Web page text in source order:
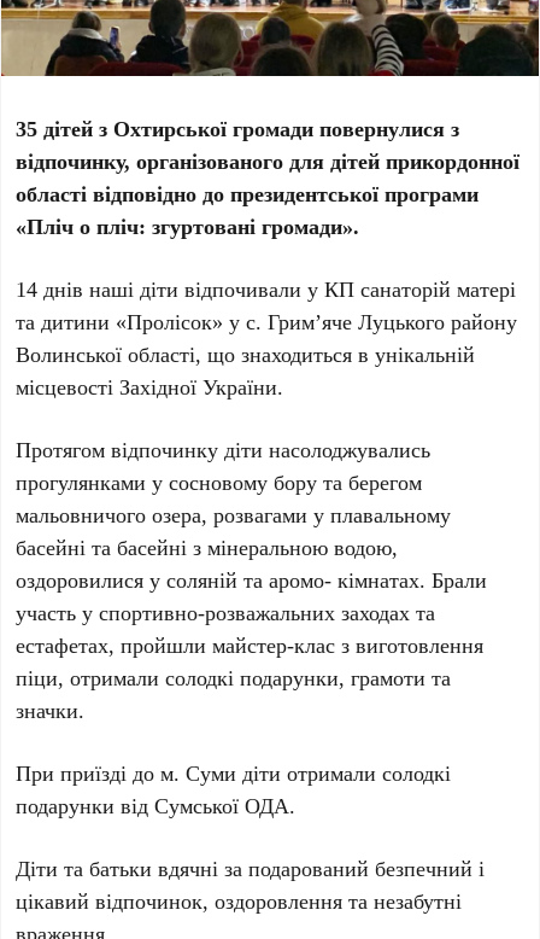
35 дітей з Охтирської громади повернулися з
відпочинку, організованого для дітей прикордонної
області відповідно до президентської програми
«Пліч о пліч: згуртовані громади».
14 днів наші діти відпочивали у КП санаторій матері
та дитини «Пролісок» у с. Грим’яче Луцького району
Волинської області, що знаходиться в унікальній
місцевості Західної України.
Протягом відпочинку діти насолоджувались
прогулянками у сосновому бору та берегом
мальовничого озера, розвагами у плавальному
басейні та басейні з мінеральною водою,
оздоровилися у соляній та аромо- кімнатах. Брали
участь у спортивно-розважальних заходах та
естафетах, пройшли майстер-клас з виготовлення
піци, отримали солодкі подарунки, грамоти та
значки.
При приїзді до м. Суми діти отримали солодкі
подарунки від Сумської ОДА.
Діти та батьки вдячні за подарований безпечний і
цікавий відпочинок, оздоровлення та незабутні
враження.